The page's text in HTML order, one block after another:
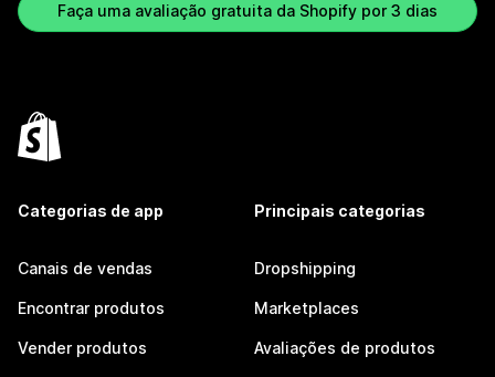
Faça uma avaliação gratuita da Shopify por 3 dias
Categorias de app
Canais de vendas
Encontrar produtos
Vender produtos
Principais categorias
Dropshipping
Marketplaces
Avaliações de produtos